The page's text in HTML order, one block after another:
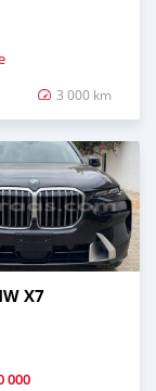
3 000 km
X7
000